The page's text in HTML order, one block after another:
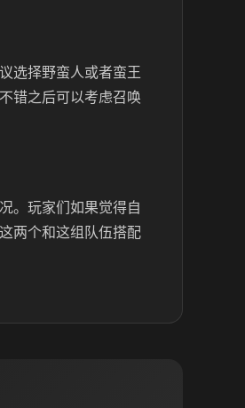
选择野蛮人或者蛮王
错之后可以考虑召唤
。玩家们如果觉得自
两个和这组队伍搭配